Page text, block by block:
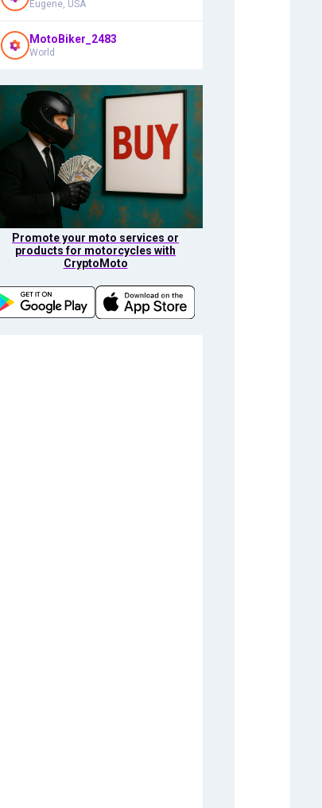
Eugene, USA
MotoBiker_2483
World
Promote your moto services or
products for motorcycles with
CryptoMoto